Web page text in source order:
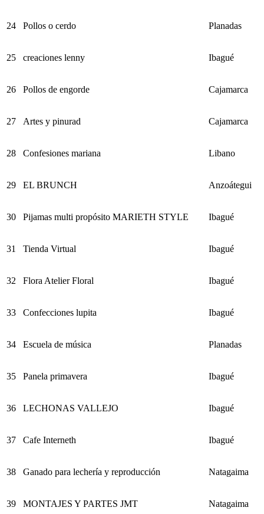
24 Pollos o cerdo Planadas
25 creaciones lenny Ibagué
26 Pollos de engorde Cajamarca
27 Artes y pinurad Cajamarca
28 Confesiones mariana Libano
29 EL BRUNCH Anzoátegui
30 Pijamas multi propósito MARIETH STYLE Ibagué
31 Tienda Virtual Ibagué
32 Flora Atelier Floral Ibagué
33 Confecciones lupita Ibagué
34 Escuela de música Planadas
35 Panela primavera Ibagué
36 LECHONAS VALLEJO Ibagué
37 Cafe Interneth Ibagué
38 Ganado para lechería y reproducción Natagaima
39 MONTAJES Y PARTES JMT Natagaima